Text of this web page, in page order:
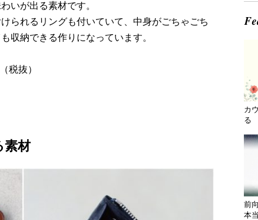
いが出る素材です。
られるリングも付いていて、中身がごちゃごち
収納できる作りになっています。
税抜）
素材
カ
る
前
本